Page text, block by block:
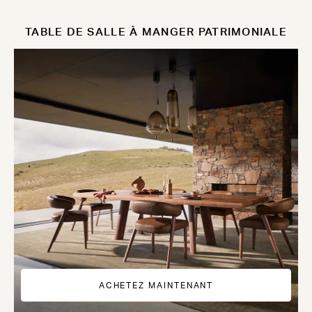
TABLE DE SALLE À MANGER PATRIMONIALE
ACHETEZ MAINTENANT